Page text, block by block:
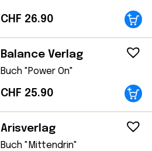
CHF 26.90
Balance Verlag
Buch "Power On"
CHF 25.90
Arisverlag
Buch "Mittendrin"